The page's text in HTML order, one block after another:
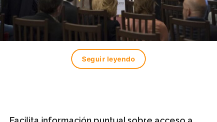
Seguir leyendo